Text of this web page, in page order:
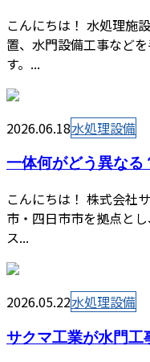
こんにちは！ 水処理施
置、水門設備工事など
す。...
2026.06.18水処理設備
一体何がどう異なる
こんにちは！ 株式会社
市・四日市市を拠点と
ス...
2026.05.22水処理設備
サクマ工業が水門工